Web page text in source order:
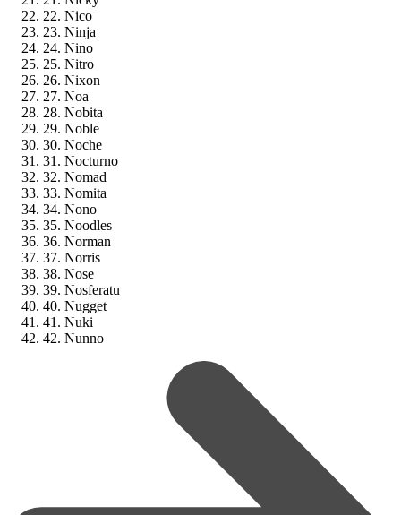
22. Nico
23. Ninja
24. Nino
25. Nitro
26. Nixon
27. Noa
28. Nobita
29. Noble
30. Noche
31. Nocturno
32. Nomad
33. Nomita
34. Nono
35. Noodles
36. Norman
37. Norris
38. Nose
39. Nosferatu
40. Nugget
41. Nuki
42. Nunno